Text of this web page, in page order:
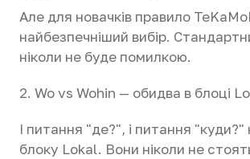
Але для новачків правило
найбезпечніший вибір.
ніколи не буде помилкою.
2. Wo vs Wohin — обидва в блоці
І питання "де?", і питання
блоку Lokal. Вони ніколи не